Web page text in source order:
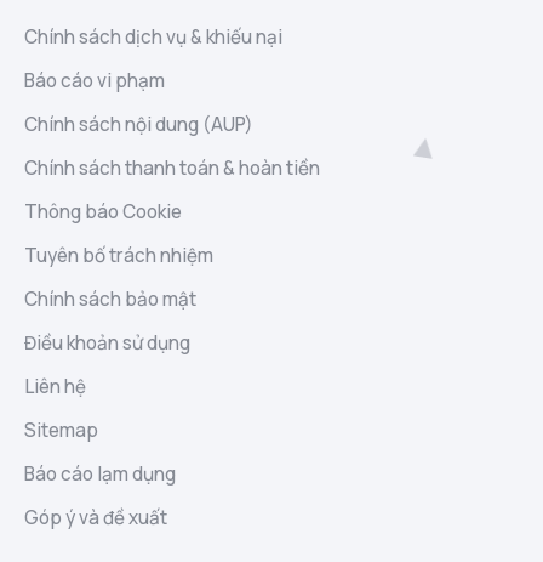
Chính sách dịch vụ & khiếu nại
Báo cáo vi phạm
Chính sách nội dung (AUP)
Chính sách thanh toán & hoàn tiền
Thông báo Cookie
Tuyên bố trách nhiệm
Chính sách bảo mật
Điều khoản sử dụng
Liên hệ
Sitemap
Báo cáo lạm dụng
Góp ý và đề xuất